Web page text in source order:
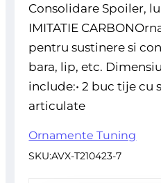
Consolidare Spoiler,
IMITATIE
pentru sustinere si
bara, lip, etc.
include:• 2 buc tije cu
articulate
Ornamente Tuning
SKU:AVX-T210423-7